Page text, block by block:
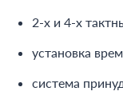
2-х и 4-х
установка
система